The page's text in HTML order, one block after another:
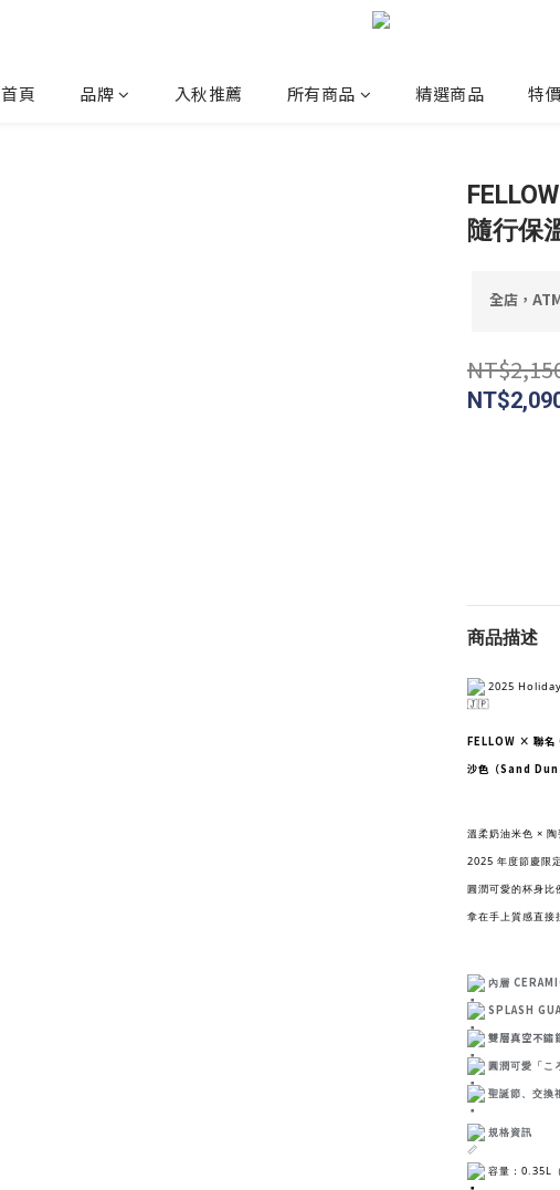
首頁 品牌 入秋推薦 所有商品 精選商品 特
隨行保
全店，
商品描述
2025
FELLOW × 聯
沙色（Sand
溫柔奶油米色 ×
2025 年度節慶限
圓潤可愛的杯身比
拿在手上質感直接
內層
SPLASH
雙層真空不鏽
圓潤可愛「こ
聖誕節、交換
規格資訊
容量：0.35L